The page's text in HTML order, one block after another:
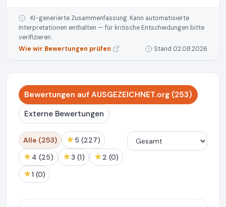
KI-generierte Zusammenfassung. Kann automatisierte
Interpretationen enthalten — für kritische Entscheidungen bitte
verifizieren.
Wie wir Bewertungen prüfen
Stand 02.08.2026
Bewertungen auf AUSGEZEICHNET.org (253)
Externe Bewertungen
Alle (253) ★ 5 (227)
★ 4 (25) ★ 3 (1) ★ 2 (0)
★ 1 (0)